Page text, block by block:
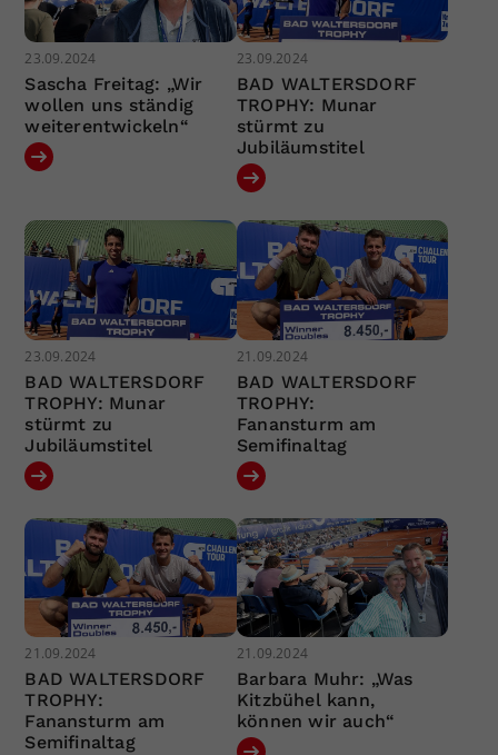
23.09.2024
Sascha Freitag: „Wir
wollen uns ständig
weiterentwickeln“
23.09.2024
BAD WALTERSDORF
TROPHY: Munar
stürmt zu
Jubiläumstitel
23.09.2024
BAD WALTERSDORF
TROPHY: Munar
stürmt zu
Jubiläumstitel
21.09.2024
BAD WALTERSDORF
TROPHY:
Fanansturm am
Semifinaltag
21.09.2024
BAD WALTERSDORF
TROPHY:
Fanansturm am
Semifinaltag
21.09.2024
Barbara Muhr: „Was
Kitzbühel kann,
können wir auch“